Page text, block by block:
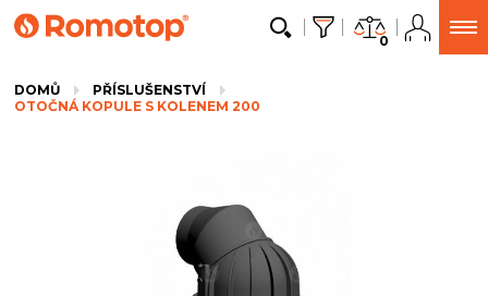
0
DOMŮ
PŘÍSLUŠENSTVÍ
OTOČNÁ KOPULE S KOLENEM 200